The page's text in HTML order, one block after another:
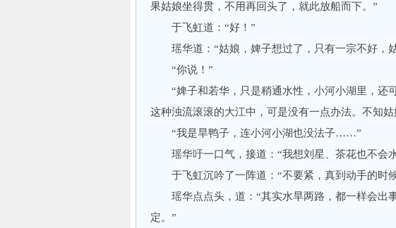
果姑娘坐得贯，不用再回头了，就此放船而下。”
于飞虹道：“好！”
瑶华道：“姑娘，婢子想过了，只有一宗不好，
“你说！”
“婢子和若华，只是稍通水性，小河小湖里，还
这种浊流滚滚的大江中，可是没有一点办法。不知
“我是旱鸭子，连小河小湖也没法子……”
瑶华吁一口气，接道：“我想刘星、茶花也不会
于飞虹沉吟了一阵道：“不要紧，真到动手的时
瑶华点点头，道：“其实水旱两路，都一样会出
定。”